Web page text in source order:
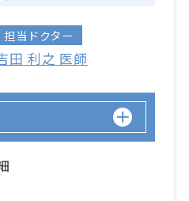
担当ドクター
田 利之 医師